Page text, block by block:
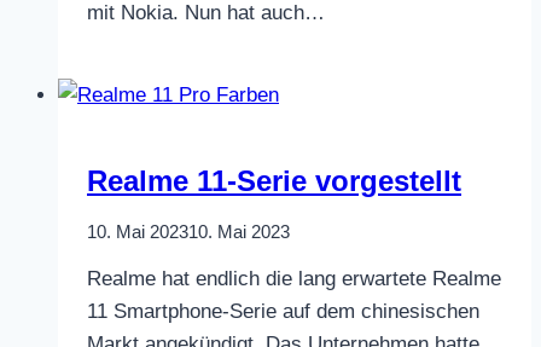
mit Nokia. Nun hat auch…
Realme 11-Serie vorgestellt
10. Mai 202310. Mai 2023
Realme hat endlich die lang erwartete Realme
11 Smartphone-Serie auf dem chinesischen